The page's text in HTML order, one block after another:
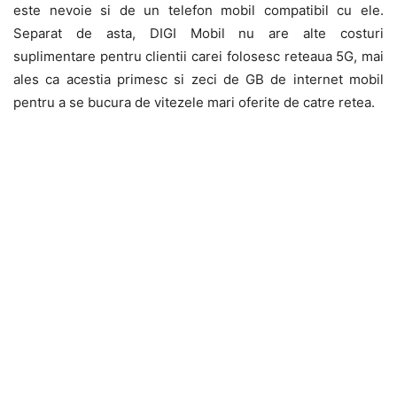
este nevoie si de un telefon mobil compatibil cu ele.
Separat de asta, DIGI Mobil nu are alte costuri
suplimentare pentru clientii carei folosesc reteaua 5G, mai
ales ca acestia primesc si zeci de GB de internet mobil
pentru a se bucura de vitezele mari oferite de catre retea.